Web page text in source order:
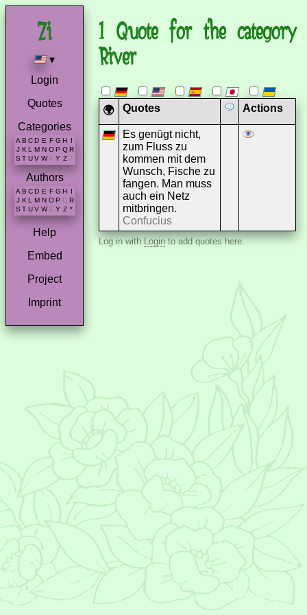
▾
Login
Quotes
Categories
A B C D E F G H I
J K L M N O P Q R
S T U V W X Y Z *
Authors
A B C D E F G H
J K L M N O P Q R
S T U V W X Y Z *
Help
Embed
Project
Imprint
1 Quote for the category
River
🌍 Quotes Actions
Es genügt nicht,
zum Fluss zu
kommen mit dem
Wunsch, Fische zu
fangen. Man muss
auch ein Netz
mitbringen.
Confucius
Log in withLoginto add quotes here.